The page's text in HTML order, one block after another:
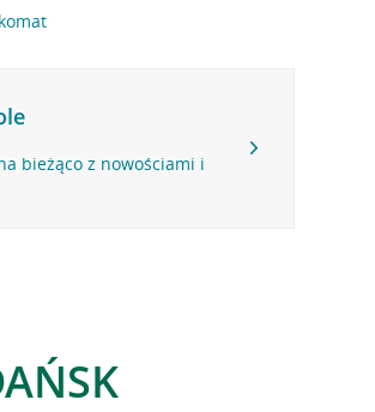
bieżąco z nowościami i